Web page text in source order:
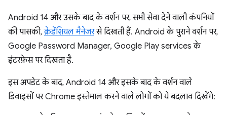
Android 14 और उसके बाद के वर्शन पर, सभी सेवा देने वाली कंपनियों
की पासकी,क्रेडेंशियल मैनेजरसे दिखती हैं. Android के पुराने वर्शन पर,
Google Password Manager, Google Play services के
इंटरफ़ेस पर दिखता है.
इस अपडेट के बाद, Android 14 और इसके बाद के वर्शन वाले
डिवाइसों पर Chrome इस्तेमाल करने वाले लोगों को ये बदलाव दिखेंगे: